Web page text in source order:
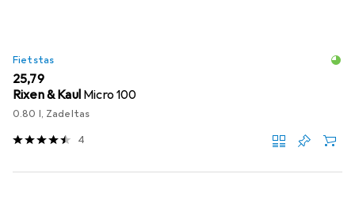
Fietstas
EUR
25,79
Rixen & Kaul Micro 100
0.80 l, Zadeltas
4